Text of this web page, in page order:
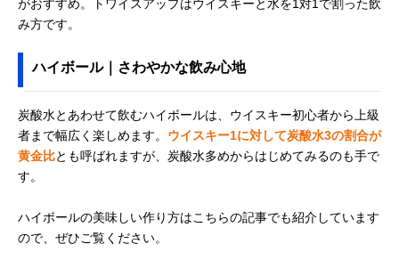
がおすすめ。トワイスアップはウイスキーと水を1対1で割った飲
み方です。
ハイボール｜さわやかな飲み心地
炭酸水とあわせて飲むハイボールは、ウイスキー初心者から上級
者まで幅広く楽しめます。 ウイスキー1に対して炭酸水3の割合が
黄金比とも呼ばれますが、炭酸水多めからはじめてみるのも手で
す。
ハイボールの美味しい作り方はこちらの記事でも紹介しています
ので、ぜひご覧ください。